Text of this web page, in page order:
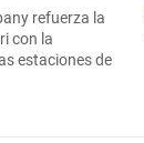
refuerza la
con la
estaciones de